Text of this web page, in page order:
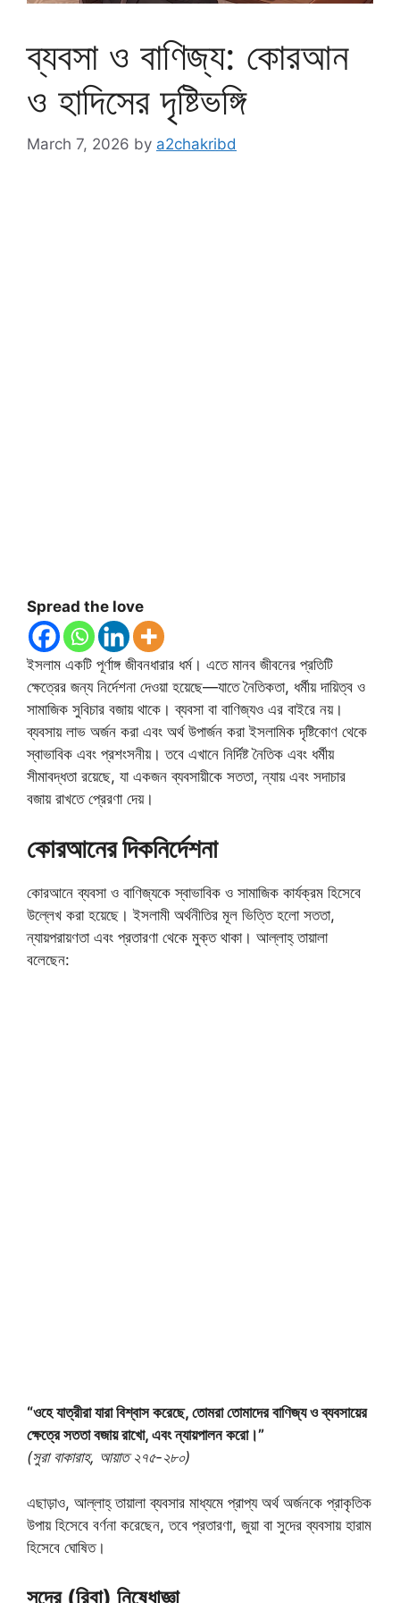
ব্যবসা ও বাণিজ্য: কোরআন
ও হাদিসের দৃষ্টিভঙ্গি
March 7, 2026 by a2chakribd
Spread the love
ইসলাম একটি পূর্ণাঙ্গ জীবনধারার ধর্ম। এতে মানব জীবনের প্রতিটি
ক্ষেত্রের জন্য নির্দেশনা দেওয়া হয়েছে—যাতে নৈতিকতা, ধর্মীয় দায়িত্ব ও
সামাজিক সুবিচার বজায় থাকে। ব্যবসা বা বাণিজ্যও এর বাইরে নয়।
ব্যবসায় লাভ অর্জন করা এবং অর্থ উপার্জন করা ইসলামিক দৃষ্টিকোণ থেকে
স্বাভাবিক এবং প্রশংসনীয়। তবে এখানে নির্দিষ্ট নৈতিক এবং ধর্মীয়
সীমাবদ্ধতা রয়েছে, যা একজন ব্যবসায়ীকে সততা, ন্যায় এবং সদাচার
বজায় রাখতে প্রেরণা দেয়।
কোরআনের দিকনির্দেশনা
কোরআনে ব্যবসা ও বাণিজ্যকে স্বাভাবিক ও সামাজিক কার্যক্রম হিসেবে
উল্লেখ করা হয়েছে। ইসলামী অর্থনীতির মূল ভিত্তি হলো সততা,
ন্যায়পরায়ণতা এবং প্রতারণা থেকে মুক্ত থাকা। আল্লাহ্‌ তায়ালা
বলেছেন:
“ওহে যাত্রীরা যারা বিশ্বাস করেছে, তোমরা তোমাদের বাণিজ্য ও ব্যবসায়ের
ক্ষেত্রে সততা বজায় রাখো, এবং ন্যায়পালন করো।”
(সুরা বাকারাহ, আয়াত ২৭৫-২৮০)
এছাড়াও, আল্লাহ্‌ তায়ালা ব্যবসার মাধ্যমে প্রাপ্য অর্থ অর্জনকে প্রাকৃতিক
উপায় হিসেবে বর্ণনা করেছেন, তবে প্রতারণা, জুয়া বা সুদের ব্যবসায় হারাম
হিসেবে ঘোষিত।
সুদের (রিবা) নিষেধাজ্ঞা